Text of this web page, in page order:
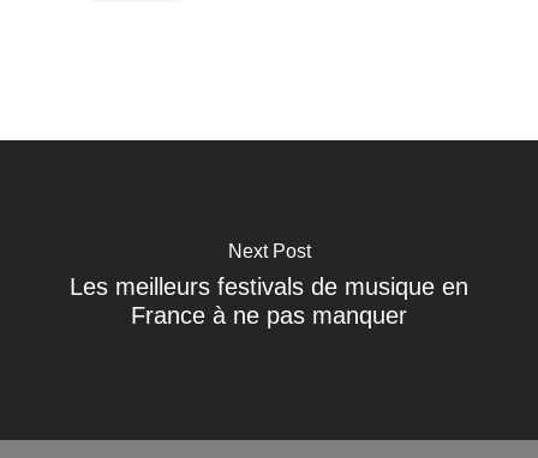
Next Post
Les meilleurs festivals de musique en
France à ne pas manquer